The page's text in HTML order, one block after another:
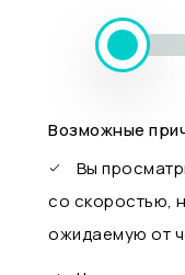
Возможные
Вы
со скоростью,
ожидаемую от